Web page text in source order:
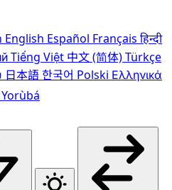
English Español Français हिन्दी
Tiếng Việt 中文 (简体)Türkçe
日本語한국어 Polski Ελληνικά
Yorùbá